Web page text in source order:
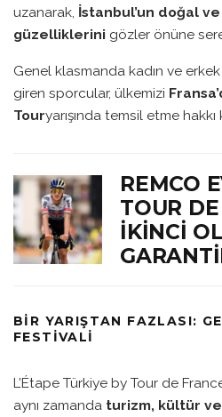
uzanarak, İstanbul’un doğal
güzelliklerini gözler önüne
Genel klasmanda kadın ve
giren sporcular, ülkemizi
Touryarışında temsil etme
REMCO
TOUR
İKINCI
BIR YARIŞTAN FAZLASI:
FESTIVALI
L’Étape Türkiye by Tour de
aynı zamanda turizm, kültür